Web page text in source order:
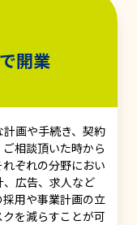
開業
画や手続き、契約
相談頂いた時から
ぞれの分野におい
広告、求人など
用や事業計画の立
を減らすことが可